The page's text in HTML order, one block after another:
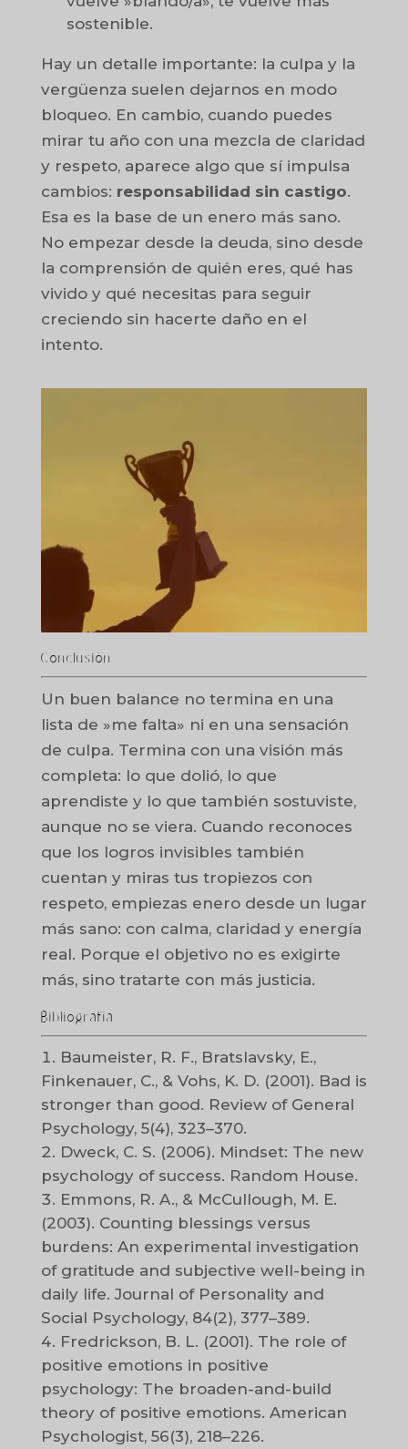
sostenible.
Hay un detalle importante: la culpa y la
vergüenza suelen dejarnos en modo
bloqueo. En cambio, cuando puedes
mirar tu año con una mezcla de claridad
y respeto, aparece algo que sí impulsa
cambios: responsabilidad sin castigo.
Esa es la base de un enero más sano.
No empezar desde la deuda, sino desde
la comprensión de quién eres, qué has
vivido y qué necesitas para seguir
creciendo sin hacerte daño en el
intento.
Conclusión
Un buen balance no termina en una
lista de »me falta» ni en una sensación
de culpa. Termina con una visión más
completa: lo que dolió, lo que
aprendiste y lo que también sostuviste,
aunque no se viera. Cuando reconoces
que los logros invisibles también
cuentan y miras tus tropiezos con
respeto, empiezas enero desde un lugar
más sano: con calma, claridad y energía
real. Porque el objetivo no es exigirte
más, sino tratarte con más justicia.
Bibliografía
Baumeister, R. F., Bratslavsky, E.,
Finkenauer, C., & Vohs, K. D. (2001). Bad is
stronger than good. Review of General
Psychology, 5(4), 323–370.
Dweck, C. S. (2006). Mindset: The new
psychology of success. Random House.
Emmons, R. A., & McCullough, M. E.
(2003). Counting blessings versus
burdens: An experimental investigation
of gratitude and subjective well-being in
daily life. Journal of Personality and
Social Psychology, 84(2), 377–389.
Fredrickson, B. L. (2001). The role of
positive emotions in positive
psychology: The broaden-and-build
theory of positive emotions. American
Psychologist, 56(3), 218–226.